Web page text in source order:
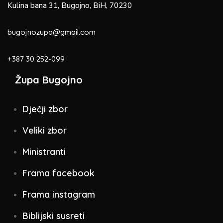
Kulina bana 31, Bugojno, BiH, 70230
bugojnozupa@gmail.com
+387 30 252-099
Župa Bugojno
Dječji zbor
Veliki zbor
Ministranti
Frama facebook
Frama instagram
Biblijski susreti